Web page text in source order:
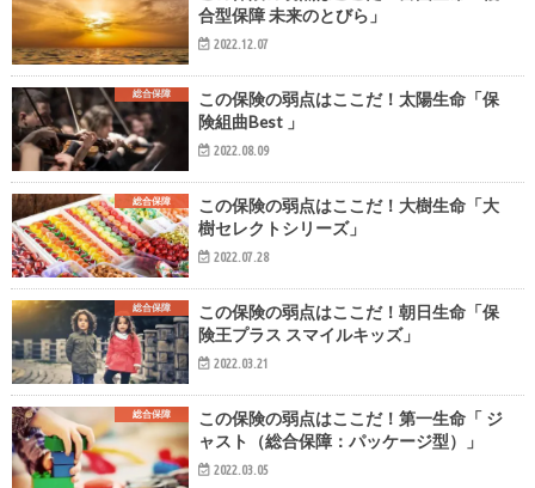
合型保障 未来のとびら」
2022.12.07
総合保障
この保険の弱点はここだ！太陽生命「保
険組曲Best 」
2022.08.09
総合保障
この保険の弱点はここだ！大樹生命「大
樹セレクトシリーズ」
2022.07.28
総合保障
この保険の弱点はここだ！朝日生命「保
険王プラス スマイルキッズ」
2022.03.21
総合保障
この保険の弱点はここだ！第一生命「 ジ
ャスト（総合保障：パッケージ型）」
2022.03.05